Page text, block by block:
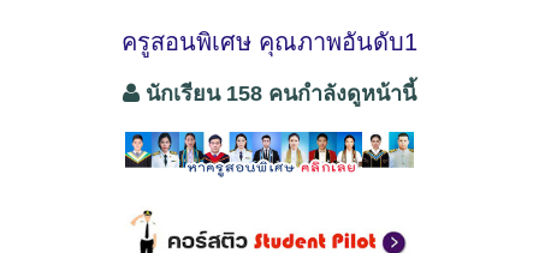
ครูสอนพิเศษ คุณภาพอันดับ1
นักเรียน 158 คนกำลังดูหน้านี้